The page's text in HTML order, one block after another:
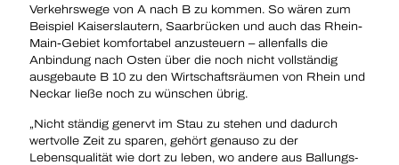
Verkehrswege von A nach B zu kommen. So wären zum
Beispiel Kaiserslautern, Saarbrücken und auch das Rhein-
Main-Gebiet komfortabel anzusteuern – allenfalls die
Anbindung nach Osten über die noch nicht vollständig
ausgebaute B 10 zu den Wirtschaftsräumen von Rhein und
Neckar ließe noch zu wünschen übrig.
„Nicht ständig genervt im Stau zu stehen und dadurch
wertvolle Zeit zu sparen, gehört genauso zu der
Lebensqualität wie dort zu leben, wo andere aus Ballungs­